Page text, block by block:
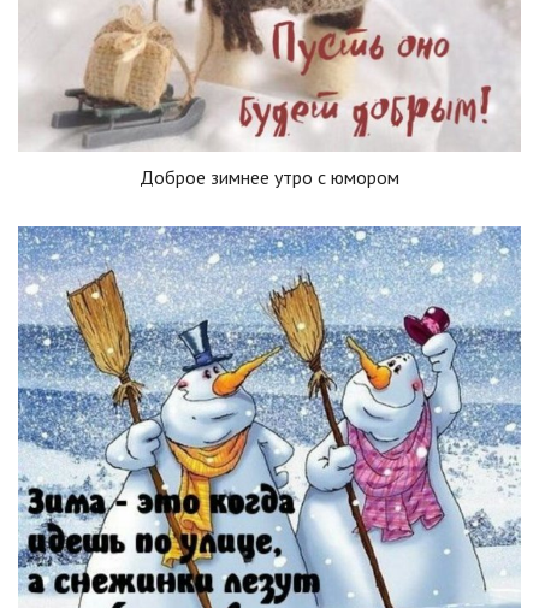
Доброе зимнее утро с юмором